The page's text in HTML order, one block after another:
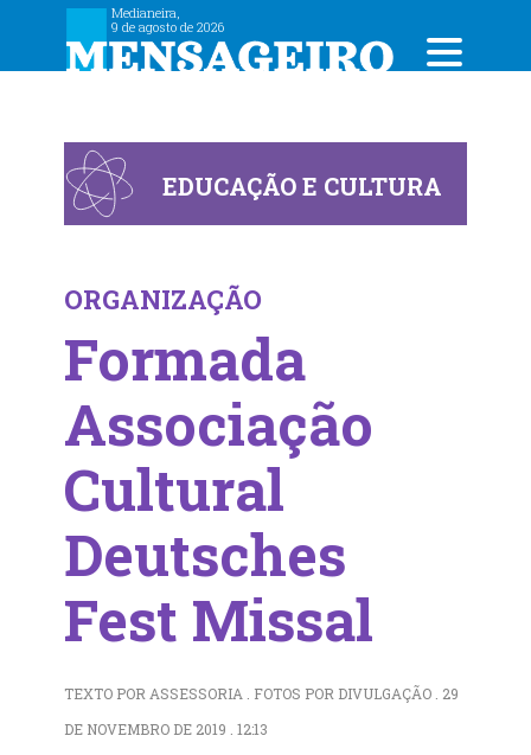
Medianeira,
9 de agosto de 2026
EDUCAÇÃO E CULTURA
ORGANIZAÇÃO
Formada
Associação
Cultural
Deutsches
Fest Missal
TEXTO POR ASSESSORIA . FOTOS POR DIVULGAÇÃO . 29
DE NOVEMBRO DE 2019 . 12:13